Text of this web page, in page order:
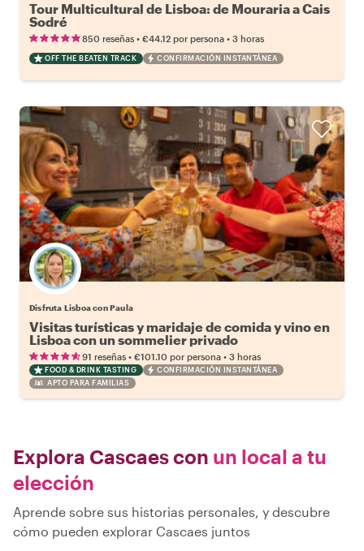
Tour Multicultural de Lisboa: de Mouraria a Cais
Sodré
850 reseñas • €44.12 por persona • 3 horas
OFF THE BEATEN TRACK CONFIRMACIÓN INSTANTÁNEA
Disfruta Lisboa con Paula
Visitas turísticas y maridaje de comida y vino en
Lisboa con un sommelier privado
91 reseñas • €101.10 por persona • 3 horas
FOOD & DRINK TASTING
CONFIRMACIÓN INSTANTÁNEA
APTO PARA FAMILIAS
Explora Cascaes con un local a tu
elección
Aprende sobre sus historias personales, y descubre
cómo pueden explorar Cascaes juntos